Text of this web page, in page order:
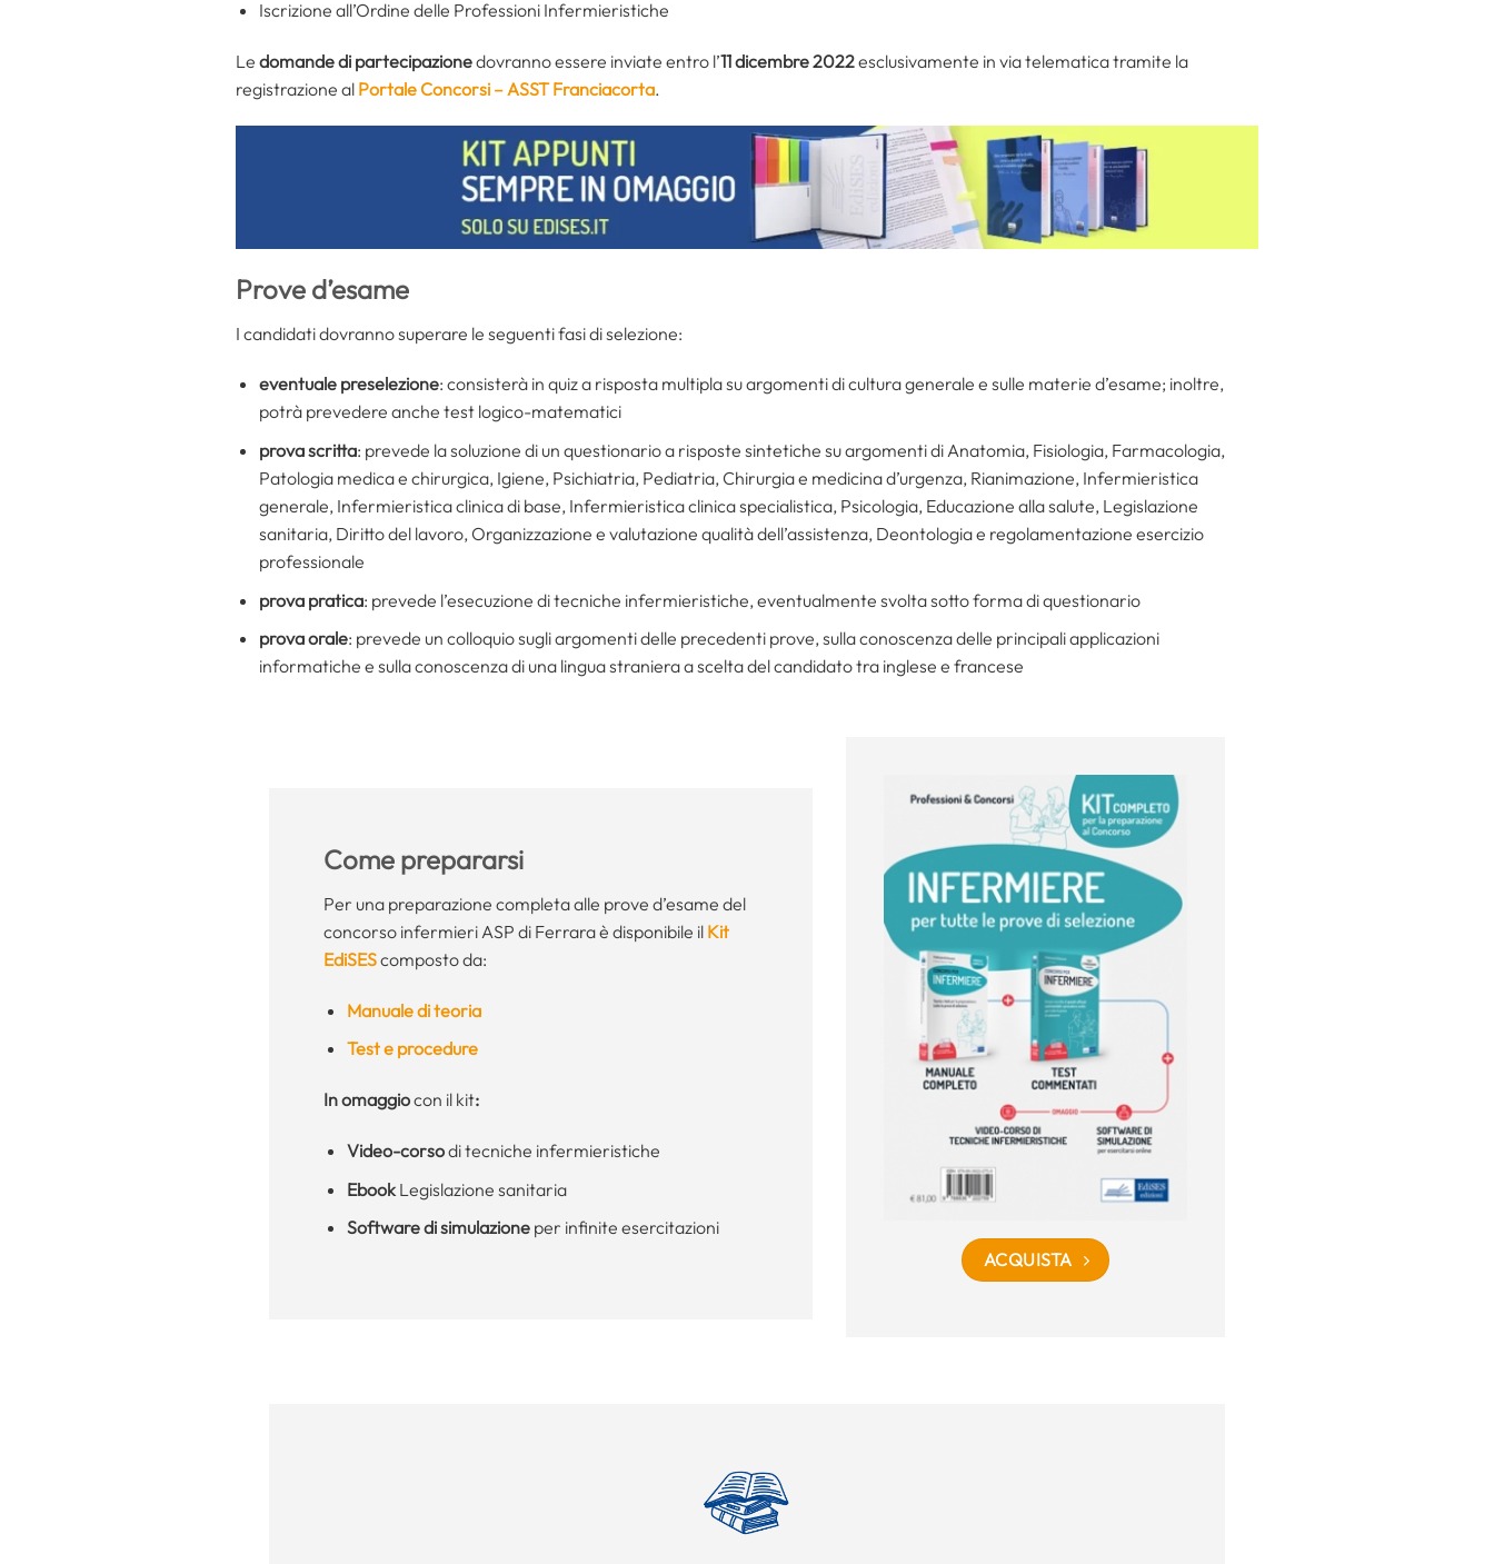
Iscrizione all’Ordine delle Professioni Infermieristiche
Le domande di partecipazionedovranno essere inviate entro l’11 dicembre 2022esclusivamente in via telematica tramite la
registrazione al Portale Concorsi – ASST Franciacorta.
Prove d’esame
I candidati dovranno superare le seguenti fasi di selezione:
eventuale preselezione: consisterà in quiz a risposta multipla su argomenti di cultura generale e sulle materie d’esame; inoltre,
potrà prevedere anche test logico-matematici
prova scritta: prevede la soluzione di un questionario a risposte sintetiche su argomenti di Anatomia, Fisiologia, Farmacologia,
Patologia medica e chirurgica, Igiene, Psichiatria, Pediatria, Chirurgia e medicina d’urgenza, Rianimazione, Infermieristica
generale, Infermieristica clinica di base, Infermieristica clinica specialistica, Psicologia, Educazione alla salute, Legislazione
sanitaria, Diritto del lavoro, Organizzazione e valutazione qualità dell’assistenza, Deontologia e regolamentazione esercizio
professionale
prova pratica: prevede l’esecuzione di tecniche infermieristiche, eventualmente svolta sotto forma di questionario
prova orale: prevede un colloquio sugli argomenti delle precedenti prove, sulla conoscenza delle principali applicazioni
informatiche e sulla conoscenza di una lingua straniera a scelta del candidato tra inglese e francese
Come prepararsi
Per una preparazione completa alle prove d’esame del
concorso infermieri ASP di Ferrara è disponibile il Kit
EdiSEScomposto da:
Manuale di teoria
Test e procedure
In omaggiocon il kit:
Video-corsodi tecniche infermieristiche
Ebook Legislazione sanitaria
Software di simulazioneper infinite esercitazioni
ACQUISTA